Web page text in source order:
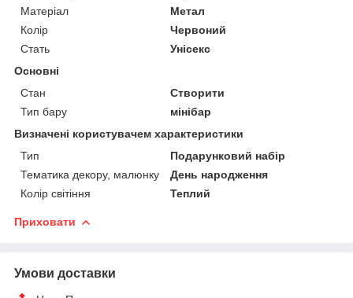
Матеріал
Метал
Колір
Червоний
Стать
Унісекс
Основні
Стан
Створити
Тип бару
мінібар
Визначені користувачем характеристики
Тип
Подарунковий набір
Тематика декору, малюнку
День народження
Колір світіння
Теплий
Приховати
Умови доставки